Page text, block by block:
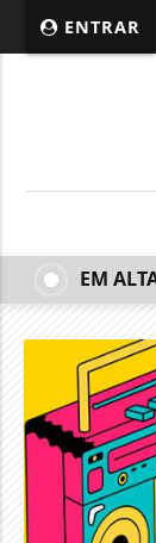
ENTRAR
EM